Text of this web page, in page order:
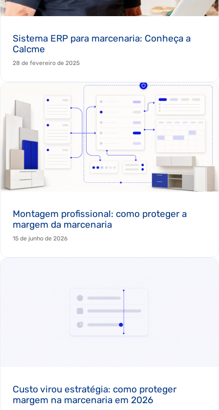
Sistema ERP para marcenaria: Conheça a
Calcme
28 de fevereiro de 2025
Montagem profissional: como proteger a
margem da marcenaria
15 de junho de 2026
Custo virou estratégia: como proteger
margem na marcenaria em 2026